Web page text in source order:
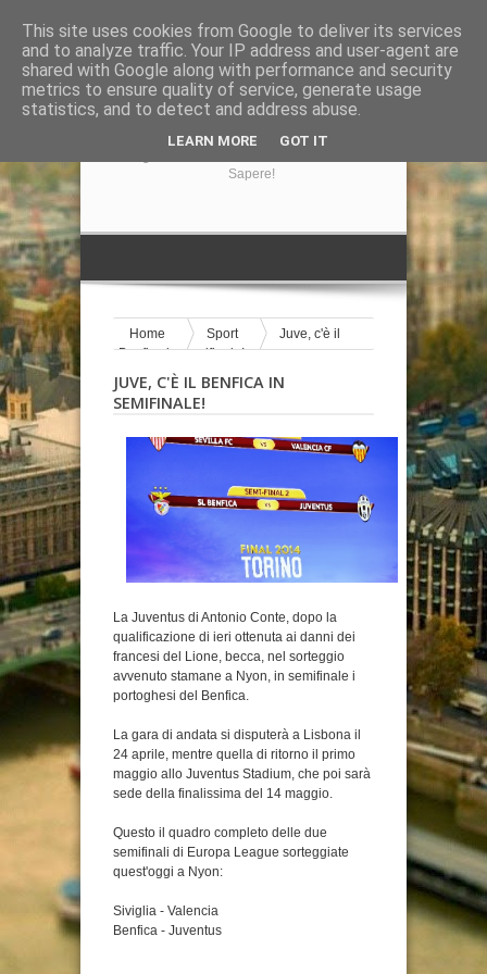
GIRA LA NOTIZIA
Sapere!
Home Sport
Juve, c'è il
Benfica in semifinale!
JUVE, C'È IL BENFICA IN
SEMIFINALE!
La Juventus di Antonio Conte, dopo la
qualificazione di ieri ottenuta ai danni dei
francesi del Lione, becca, nel sorteggio
avvenuto stamane a Nyon, in semifinale i
portoghesi del Benfica.
La gara di andata si disputerà a Lisbona il
24 aprile, mentre quella di ritorno il primo
maggio allo Juventus Stadium, che poi sarà
sede della finalissima del 14 maggio.
Questo il quadro completo delle due
semifinali di Europa League sorteggiate
quest'oggi a Nyon:
Siviglia - Valencia
Benfica - Juventus
This site uses cookies from Google to deliver its services
and to analyze traffic. Your IP address and user-agent are
shared with Google along with performance and security
metrics to ensure quality of service, generate usage
statistics, and to detect and address abuse.
LEARN MORE GOT IT